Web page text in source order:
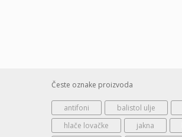
Česte oznake proizvoda
antifoni balistol ulje
hlače lovačke
jakna